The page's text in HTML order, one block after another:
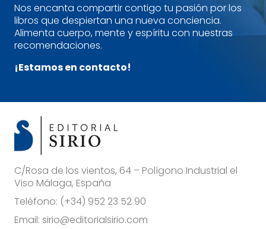
Nos encanta compartir contigo tu pasión por los
libros que despiertan una nueva conciencia.
Alimenta cuerpo, mente y espíritu con nuestras
recomendaciones.
¡Estamos en contacto!
C/Rosa de los vientos, 64 – Polígono Industrial el
Viso Málaga, España
Teléfono: (+34) 952 23 52 90
Email: sirio@editorialsirio.com